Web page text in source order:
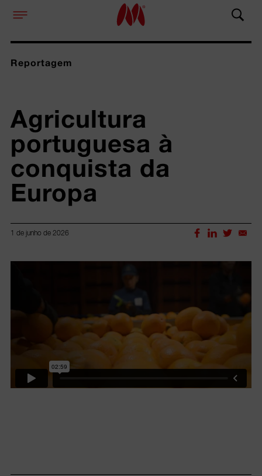
Reportagem
Agricultura
portuguesa à
conquista da
Europa
1 de junho de 2026
Lorem ipsum dolor sit amet, consectetur adipiscing elit.